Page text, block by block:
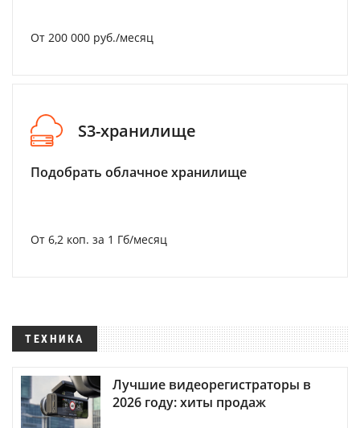
От 200 000 руб./месяц
S3-хранилище
Подобрать облачное хранилище
От 6,2 коп. за 1 Гб/месяц
ТЕХНИКА
Лучшие видеорегистраторы в
2026 году: хиты продаж